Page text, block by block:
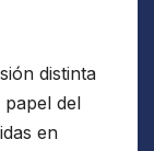
distinta
del
en